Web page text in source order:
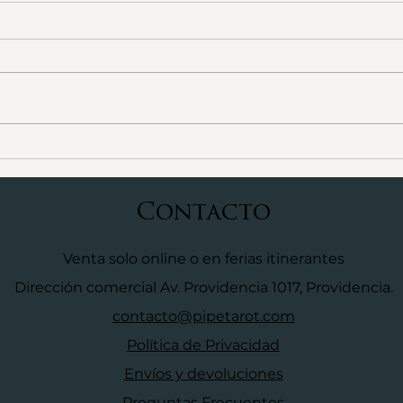
¿Cómo intencionar
Contacto
Venta solo online o en ferias itinerantes
Dirección comercial Av. Providencia 1017, Providencia.
contacto@pipetarot.com
Política de Privacidad
Envíos y devoluciones